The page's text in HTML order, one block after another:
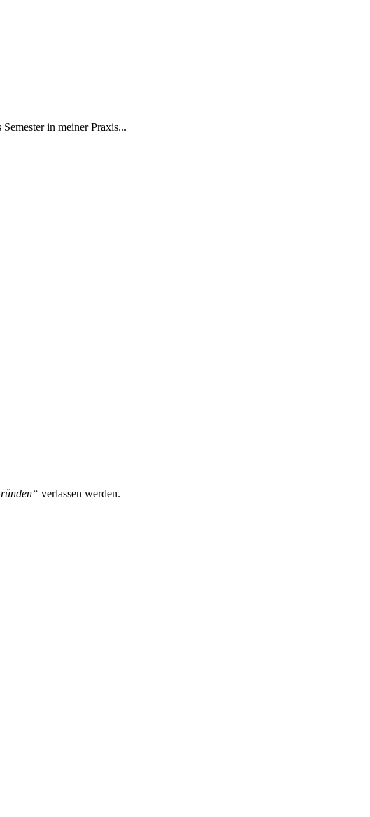
Semester in meiner Praxis...
verlassen werden.